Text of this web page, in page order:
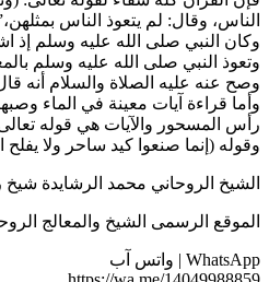
الناس، وقال: لم يتعوذ الناس
وكان النبي صلى الله عليه وسلم إذ
وتعوذ النبي صلى الله عليه وسلم
وصح عنه عليه الصلاة والسلام أنه
وأما قراءة آيات معينة في الماء
وقوله (إنما صنعوا كيد ساحر ولا
الشيخ الروحاني محمد الرشايدة شيخ
الموقع الرسمى الشيخ والمعالج الروحانى
WhatsApp | واتس آب